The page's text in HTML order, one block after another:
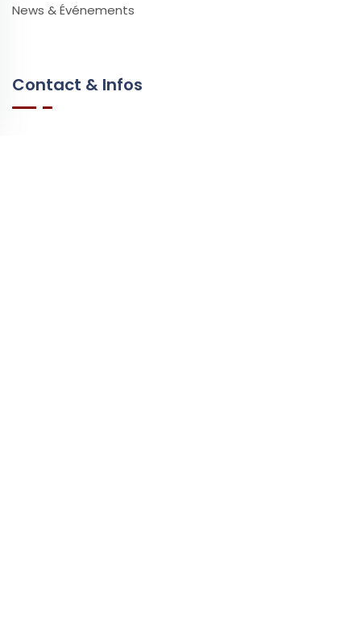
News & Événements
Contact & Infos